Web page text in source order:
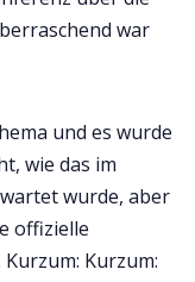
war
und es wurde
wie das im
wurde, aber
offizielle
Kurzum: